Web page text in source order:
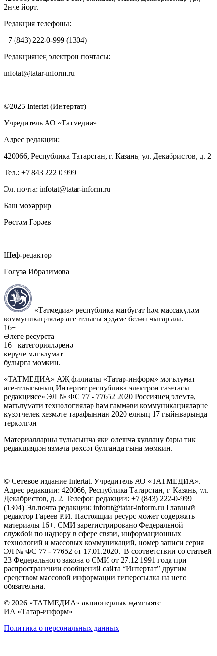
2нче йорт.
Редакция телефоны:
+7 (843) 222-0-999 (1304)
Редакциянең электрон почтасы:
infotat@tatar-inform.ru
©2025 Intertat (Интертат)
Учредитель АО «Татмедиа»
Адрес редакции:
420066, Республика Татарстан, г. Казань, ул. Декабристов, д. 2
Тел.: +7 843 222 0 999
Эл. почта: infotat@tatar-inform.ru
Баш мөхәррир
Рөстәм Гәрәев
Шеф-редактор
Гөлүзә Ибраһимова
«Татмедиа» республика матбугат һәм массакүләм
коммуникацияләр агентлыгы ярдәме белән чыгарыла.
16+
Әлеге ресурста
16+ категорияләренә
керүче мәгълүмат
булырга мөмкин.
«ТАТМЕДИА» АҖ филиалы «Татар-информ» мәгълүмат
агентлыгының Интертат республика электрон газетасы
редакциясе» ЭЛ № ФС 77 - 77652 2020 Россиянең элемтә,
мәгълүмати технологияләр һәм гаммәви коммуникацияләрне
күзәтчелек хезмәте тарафыннан 2020 елның 17 гыйнварында
теркәлгән
Материалларны тулысынча яки өлешчә куллану бары тик
редакциядән язмача рөхсәт булганда гына мөмкин.
© Сетевое издание Intertat. Учредитель АО «ТАТМЕДИА».
Адрес редакции: 420066, Республика Татарстан, г. Казань, ул.
Декабристов, д. 2. Телефон редакции: +7 (843) 222-0-999
(1304) Эл.почта редакции: infotat@tatar-inform.ru Главный
редактор Гареев Р.И. Настоящий ресурс может содержать
материалы 16+. СМИ зарегистрировано Федеральной
службой по надзору в сфере связи, информационных
технологий и массовых коммуникаций, номер записи серия
ЭЛ № ФС 77 - 77652 от 17.01.2020. В соответствии со статьей
23 Федерального закона о СМИ от 27.12.1991 года при
распространении сообщений сайта “Интертат” другим
средством массовой информации гиперссылка на него
обязательна.
© 2026 «ТАТМЕДИА» акционерлык җәмгыяте
ИА «Татар-информ»
Политика о персональных данных